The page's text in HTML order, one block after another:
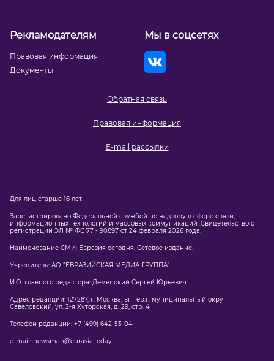
Обратная связь
Правовая информация
E-mail рассылки
Рекламодателям
Правовая информация
Документы
Мы в соцсетях
Для лиц старше 16 лет.
Зарегистрировано Федеральной службой по надзору в сфере связи,
информационных технологий и массовых коммуникаций. Свидетельство о
регистрации ЭЛ № ФС 77 - 90897 от 24 февраля 2026 года.
Наименование СМИ: Евразия сегодня. Сетевое издание.
Учредитель: АО "ЕВРАЗИЙСКАЯ МЕДИА ГРУППА".
И.О. главного редактора: Деменский Сергей Юрьевич
Адрес редакции: 127287, г. Москва, вн.тер.г. муниципальный округ
Савеловский, ул. 2-я Хуторская, д. 29, стр. 4
Телефон редакции: +7 (499) 642-53-04
e-mail: newsman@eurasia.today